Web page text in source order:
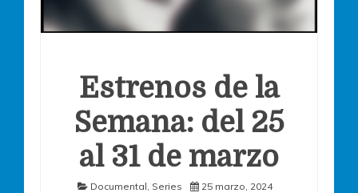
Estrenos de la
Semana: del 25
al 31 de marzo
Documental Series
25 marzo, 2024